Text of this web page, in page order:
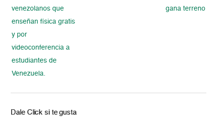
venezolanos que
enseñan física gratis
y por
videoconferencia a
estudiantes de
Venezuela.
gana terreno
Dale Click si te gusta